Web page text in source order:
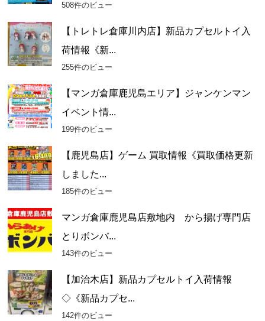
508件のビュー
【トレトレ倉庫川内店】新品カプセルトイ入
荷情報《新...
255件のビュー
【マンガ倉庫鹿児島エリア】ジャンケンマン
イベント情...
199件のビュー
【鹿児島店】ゲーム 買取情報《買取価格更新
しました...
185件のビュー
マンガ倉庫鹿児島店敷地内 から揚げ専門店
とりボンバ...
143件のビュー
【加治木店】新品カプセルトイ入荷情報
◇《新品カプセ...
142件のビュー